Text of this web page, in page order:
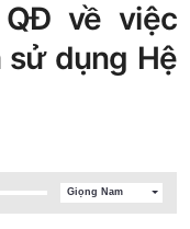
về việc
sử dụng Hệ
Giọng Nam